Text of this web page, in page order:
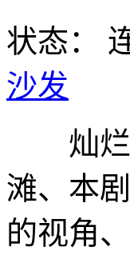
状态：
沙发
灿烂
滩、本
的视角